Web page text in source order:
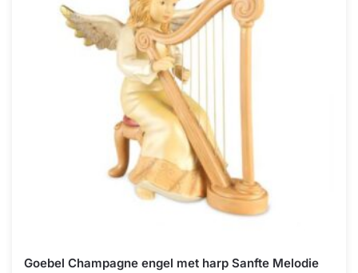
Goebel Champagne engel met harp Sanfte Melodie